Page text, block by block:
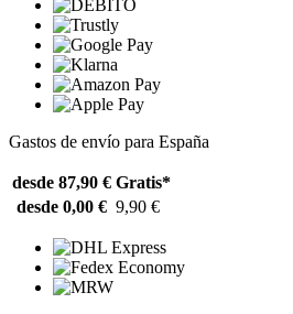
Gastos de envío para España
desde 87,90 € Gratis*
desde 0,00 € 9,90 €